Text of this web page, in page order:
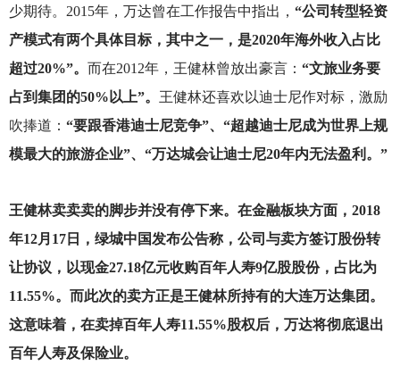
少期待。2015年，万达曾在工作报告中指出， “公司转型轻资
产模式有两个具体目标，其中之一，是2020年海外收入占比
超过20%”。 而在2012年，王健林曾放出豪言： “文旅业务要
占到集团的50%以上”。 王健林还喜欢以迪士尼作对标，激励
吹捧道： “要跟香港迪士尼竞争”、“超越迪士尼成为世界上规
模最大的旅游企业”、“万达城会让迪士尼20年内无法盈利。”
王健林卖卖卖的脚步并没有停下来。在金融板块方面，2018
年12月17日，绿城中国发布公告称，公司与卖方签订股份转
让协议，以现金27.18亿元收购百年人寿9亿股股份，占比为
11.55%。而此次的卖方正是王健林所持有的大连万达集团。
这意味着，在卖掉百年人寿11.55%股权后，万达将彻底退出
百年人寿及保险业。